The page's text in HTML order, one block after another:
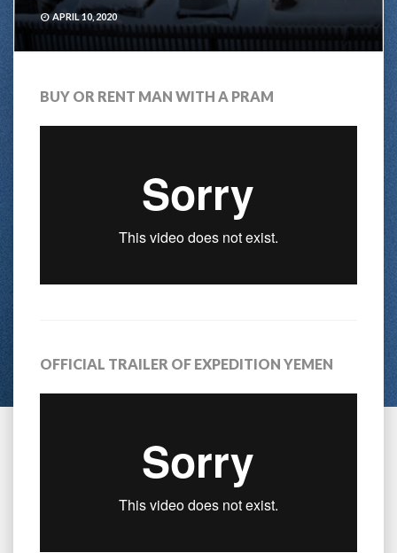
APRIL 10, 2020
BUY OR RENT MAN WITH A PRAM
OFFICIAL TRAILER OF EXPEDITION YEMEN